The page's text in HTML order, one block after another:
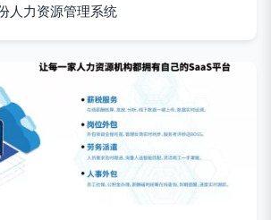
人力资源管理系统